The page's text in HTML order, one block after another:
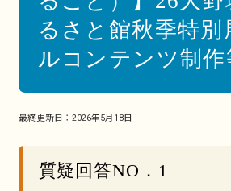
るさと館秋季特別
ルコンテンツ制作
最終更新日： 2026年5月18日
質疑回答NO．1